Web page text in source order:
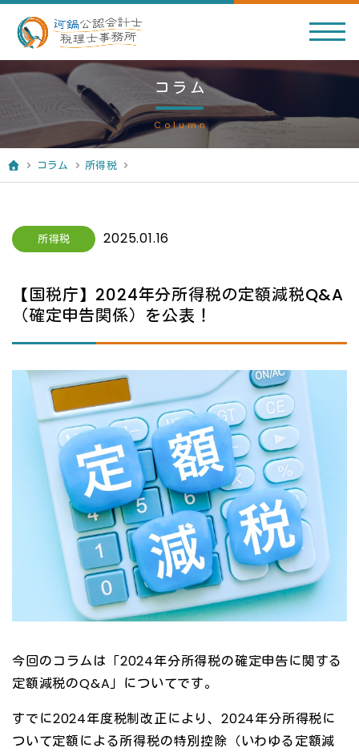
コラム
Column
コラム 所得税
所得税 2025.01.16
【国税庁】2024年分所得税の定額減税Q&A
（確定申告関係）を公表！
今回のコラムは「2024年分所得税の確定申告に関する
定額減税のQ&A」についてです。
すでに2024年度税制改正により、2024年分所得税に
ついて定額による所得税の特別控除（いわゆる定額減